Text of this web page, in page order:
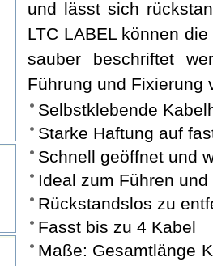
und lässt sich
LTC LABEL können
sauber beschriftet
Führung und Fixierung
Selbstklebende
Starke Haftung auf
Schnell geöffnet und
Ideal zum Führen
Rückstandslos zu
Fasst bis zu 4 Kabel
Maße: Gesamtlänge